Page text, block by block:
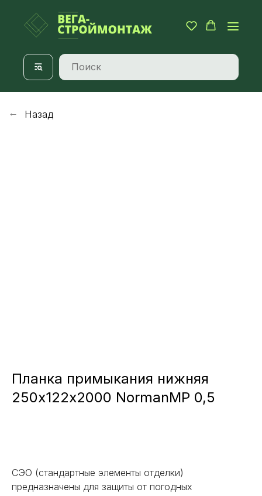
Назад
Планка примыкания нижняя
250х122х2000 NormanMP 0,5
СЭО (стандартные элементы отделки)
предназначены для защиты от погодных